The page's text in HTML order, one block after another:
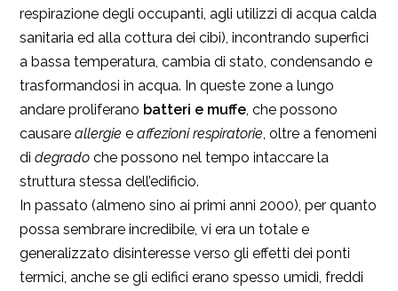
respirazione degli occupanti, agli utilizzi di acqua calda
sanitaria ed alla cottura dei cibi), incontrando superfici
a bassa temperatura, cambia di stato, condensando e
trasformandosi in acqua. In queste zone a lungo
andare proliferano batteri e muffe, che possono
causare allergie e affezioni respiratorie, oltre a fenomeni
di degrado che possono nel tempo intaccare la
struttura stessa dell’edificio.
In passato (almeno sino ai primi anni 2000), per quanto
possa sembrare incredibile, vi era un totale e
generalizzato disinteresse verso gli effetti dei ponti
termici, anche se gli edifici erano spesso umidi, freddi